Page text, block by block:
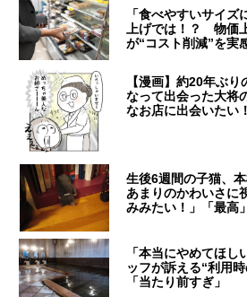
「食べやすいサイ
上げでは！？ 物価
が“コスト削減”を実
【漫画】約20年ぶ
なって出会った大将
なお店に出会いたい
生後6週間の子猫、
あまりのかわいさに
みみたい！」「最高」
「本当にやめてほ
ッフが訴える“利用
「当たり前すぎ」